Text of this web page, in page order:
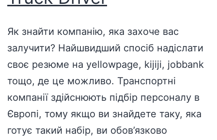
Як знайти компанію, яка захоче вас
залучити? Найшвидший спосіб надіслати
своє резюме на yellowpage, kijiji, jobbank
тощо, де це можливо. Транспортні
компанії здійснюють підбір персоналу в
Європі, тому якщо ви знайдете таку, яка
готує такий набір, ви обов’язково